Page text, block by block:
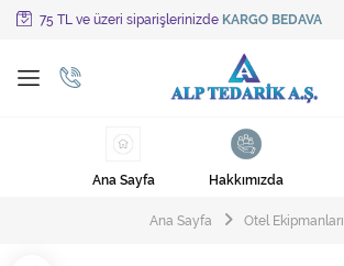
75 TL ve üzeri siparişlerinizde KARGO BEDAVA
Tüm Kategoriler
Ayakkabı Cila Makineleri
Cila Makineleri
Ana Sayfa Hakkımızda
Ana Sayfa Otel Ekipmanları